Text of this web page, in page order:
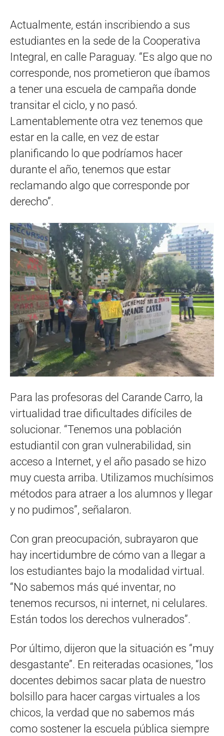
Actualmente, están inscribiendo a sus
estudiantes en la sede de la Cooperativa
Integral, en calle Paraguay. “Es algo que no
corresponde, nos prometieron que íbamos
a tener una escuela de campaña donde
transitar el ciclo, y no pasó.
Lamentablemente otra vez tenemos que
estar en la calle, en vez de estar
planificando lo que podríamos hacer
durante el año, tenemos que estar
reclamando algo que corresponde por
derecho”.
Para las profesoras del Carande Carro, la
virtualidad trae dificultades difíciles de
solucionar. “Tenemos una población
estudiantil con gran vulnerabilidad, sin
acceso a Internet, y el año pasado se hizo
muy cuesta arriba. Utilizamos muchísimos
métodos para atraer a los alumnos y llegar
y no pudimos”, señalaron.
Con gran preocupación, subrayaron que
hay incertidumbre de cómo van a llegar a
los estudiantes bajo la modalidad virtual.
“No sabemos más qué inventar, no
tenemos recursos, ni internet, ni celulares.
Están todos los derechos vulnerados”.
Por último, dijeron que la situación es “muy
desgastante”. En reiteradas ocasiones, “los
docentes debimos sacar plata de nuestro
bolsillo para hacer cargas virtuales a los
chicos, la verdad que no sabemos más
como sostener la escuela pública siempre